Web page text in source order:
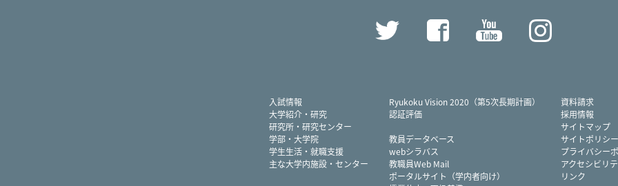
Twitter FacebookYouTube
入試情報
大学紹介・研究
研究所・研究センター
学部・大学院
学生生活・就職支援
主な大学内施設・センター
Ryukoku Vision 2020（第5次長期計画）
認証評価
教員データベース
webシラバス
教職員Web Mail
ポータルサイト（学内者向け）
資料請求
採用情報
サイトマップ
サイトポリシー
プライバシー
アクセシビリ
リンク